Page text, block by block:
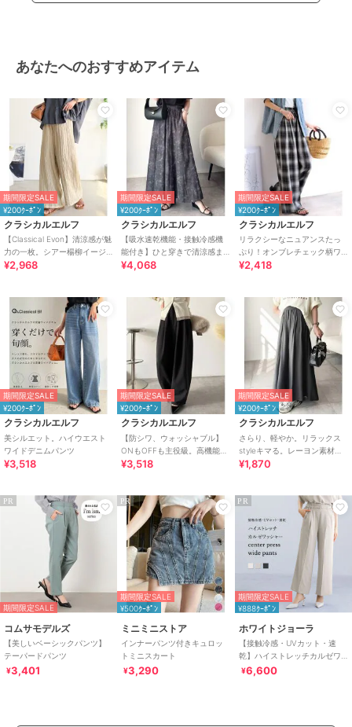
ポリエステル素材
ライプ
花柄 /レオパード柄
ストレートパンツ
原産国
あなたへのおすすめアイテム
期間限定SALE
¥200ｸｰﾎﾟﾝ
クラシカルエルフ
【Classical Evon】清涼感が魅
力の一枚。シアー楊柳イージ
ーパンツ（セットアップ可
¥2,968
期間限定SALE
¥200ｸｰﾎﾟﾝ
クラシカルエルフ
【吸水速乾機能・接触冷感機
能付き】ひと穿きで清涼感ま
とえる。ボリュームイージー
¥4,068
期間限定SALE
¥200ｸｰﾎﾟﾝ
クラシカルエルフ
リラクシーなニュアンスたっ
ぷり！オンブレチェック柄ワ
イドイージーパンツ
¥2,418
期間限定SALE
¥200ｸｰﾎﾟﾝ
クラシカルエルフ
美シルエット。ハイウエスト
ワイドデニムパンツ
¥3,518
期間限定SALE
¥200ｸｰﾎﾟﾝ
クラシカルエルフ
【防シワ、ウォッシャブル】
ONもOFFも主役級。高機能タ
ックワイドカーブシルエット
¥3,518
期間限定SALE
¥200ｸｰﾎﾟﾝ
クラシカルエルフ
さらり、軽やか。リラックス
styleキマる。レーヨン素材ウ
エストギャザーフレアシルエ
¥1,870
PR
期間限定SALE
コムサモデルズ
【美しいベーシックパンツ】
テーパードパンツ
¥3,401
PR
期間限定SALE
¥500ｸｰﾎﾟﾝ
ミニミニストア
インナーパンツ付きキュロッ
トミニスカート
¥3,290
PR
期間限定SALE
¥888ｸｰﾎﾟﾝ
ホワイトジョーラ
【接触冷感・UVカット・速
乾】ハイストレッチカルゼワ
ッシャー・センタープレス入
¥6,600